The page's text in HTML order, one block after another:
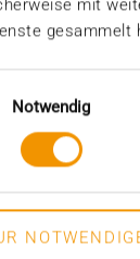
mit
gesammelt
Notwendig